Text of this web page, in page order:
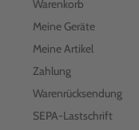
Warenkorb
Meine Geräte
Meine Artikel
Zahlung
Warenrücksendung
SEPA-Lastschrift